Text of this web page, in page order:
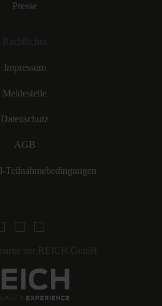
Presse
Impressum
Meldestelle
Datenschutz
AGB
Teilnahmebedingungen